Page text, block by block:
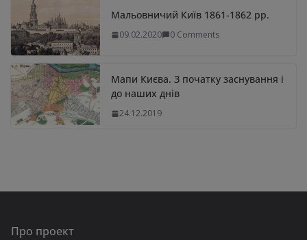
Мальовничий Київ 1861-1862 рр.
09.02.2020 0 Comments
Мапи Києва. З початку заснування і
до наших днів
24.12.2019
Про проект